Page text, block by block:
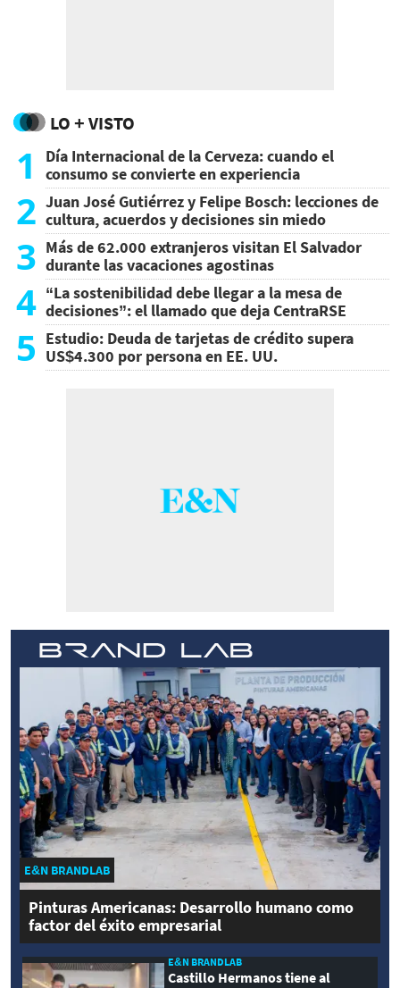
LO + VISTO
1
Día Internacional de la Cerveza: cuando el
consumo se convierte en experiencia
2 Juan José Gutiérrez y Felipe Bosch: lecciones de
cultura, acuerdos y decisiones sin miedo
3 Más de 62.000 extranjeros visitan El Salvador
durante las vacaciones agostinas
4 “La sostenibilidad debe llegar a la mesa de
decisiones”: el llamado que deja CentraRSE
5 Estudio: Deuda de tarjetas de crédito supera
US$4.300 por persona en EE. UU.
E&N BRANDLAB
Pinturas Americanas: Desarrollo humano como
factor del éxito empresarial
E&N BRANDLAB
Castillo Hermanos tiene al